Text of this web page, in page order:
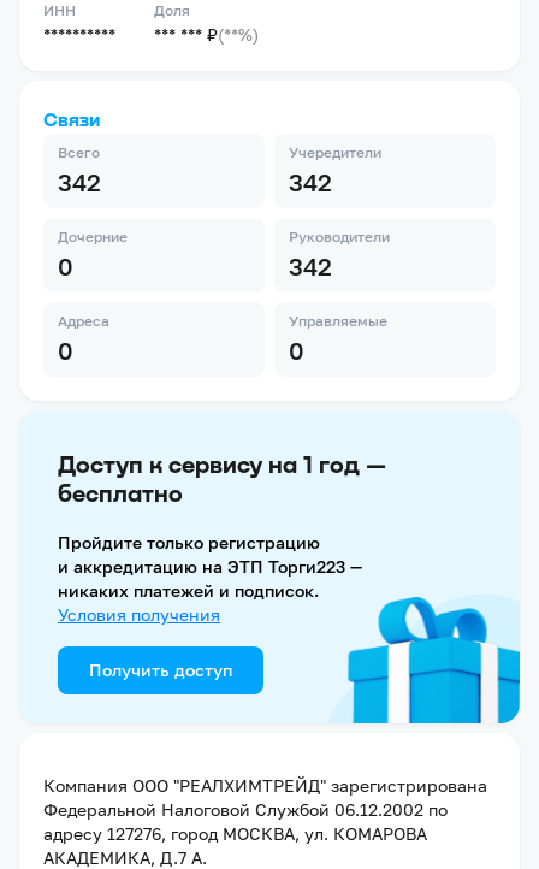
ИНН
**********
Доля
*** *** ₽(**%)
Связи
Всего
342
Учередители
342
Дочерние
0
Руководители
342
Адреса
0
Управляемые
0
Доступ к сервису на 1 год —
бесплатно
Пройдите только регистрацию
и аккредитацию на ЭТП Торги223 —
никаких платежей и подписок.
Условия получения
Получить доступ
Компания ООО "РЕАЛХИМТРЕЙД" зарегистрирована
Федеральной Налоговой Службой 06.12.2002 по
адресу 127276, город МОСКВА, ул. КОМАРОВА
АКАДЕМИКА, Д.7 А.